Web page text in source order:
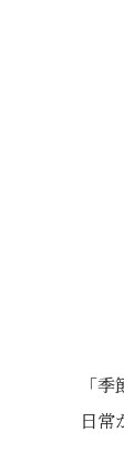
「
日常